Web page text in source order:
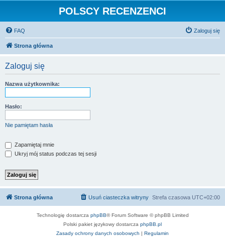
POLSCY RECENZENCI
FAQ Zaloguj się
Strona główna
Zaloguj się
Nazwa użytkownika:
Hasło:
Nie pamiętam hasła
Zapamiętaj mnie
Ukryj mój status podczas tej sesji
Strona główna Strefa czasowa UTC+02:00
Usuń ciasteczka witryny
Technologię dostarcza phpBB® Forum Software © phpBB Limited
Polski pakiet językowy dostarcza phpBB.pl
Zasady ochrony danych osobowych | Regulamin